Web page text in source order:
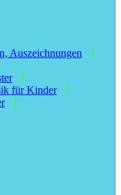
Auszeichnungen
für Kinder